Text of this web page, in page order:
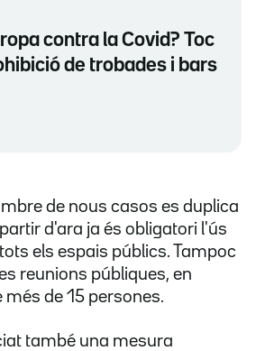
contra la Covid? Toc
de trobades i bars
de nous casos es duplica
d'ara ja és obligatori l'ús
els espais públics. Tampoc
reunions públiques, en
més de 15 persones.
també una mesura